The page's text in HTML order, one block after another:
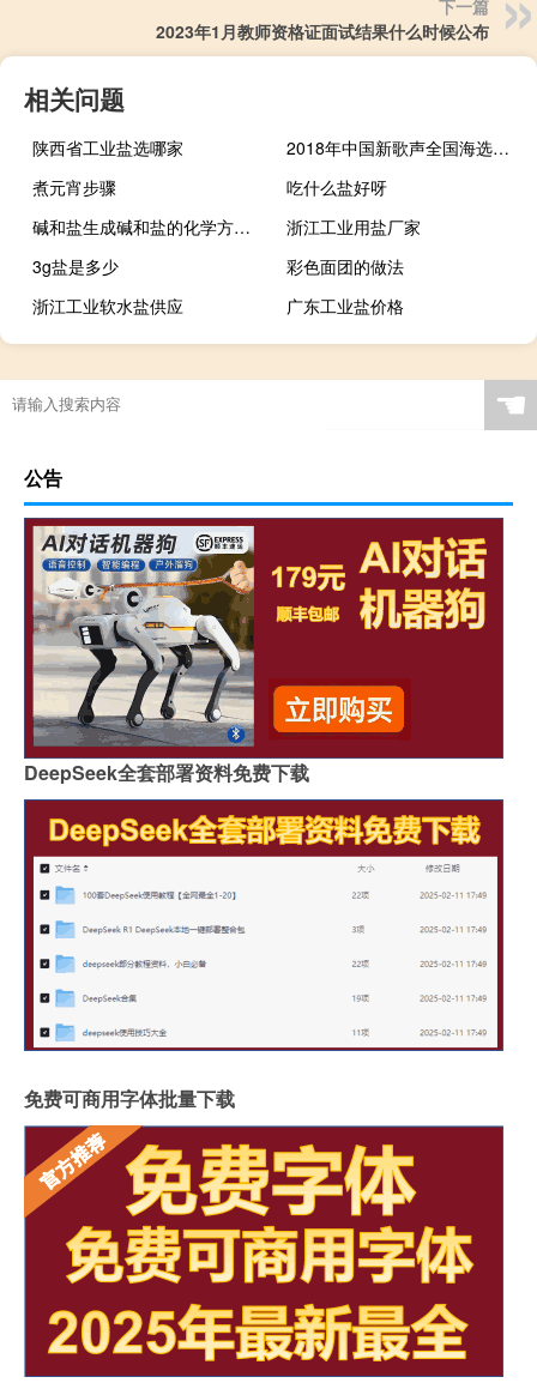
下一篇
2023年1月教师资格证面试结果什么时候公布
相关问题
陕西省工业盐选哪家
2018年中国新歌声全国海选十强 中国新歌声汪晨蕊
煮元宵步骤
吃什么盐好呀
碱和盐生成碱和盐的化学方程式
浙江工业用盐厂家
3g盐是多少
彩色面团的做法
浙江工业软水盐供应
广东工业盐价格
☚
公告
DeepSeek全套部署资料免费下载
免费可商用字体批量下载